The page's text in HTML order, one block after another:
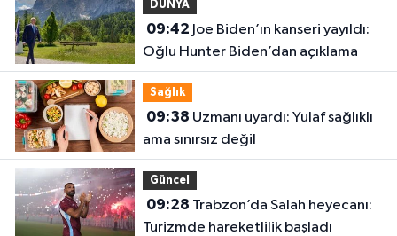
DÜNYA
09:42
Oğlu Hunter Biden’dan açıklama
Sağlık
09:38
ama sınırsız değil
Güncel
09:28
Turizmde hareketlilik başladı